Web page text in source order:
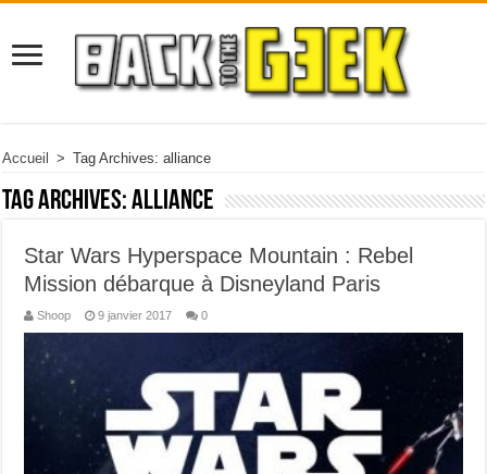
Accueil > Tag Archives: alliance
Tag Archives:alliance
Star Wars Hyperspace Mountain : Rebel
Mission débarque à Disneyland Paris
Shoop 9 janvier 2017 0